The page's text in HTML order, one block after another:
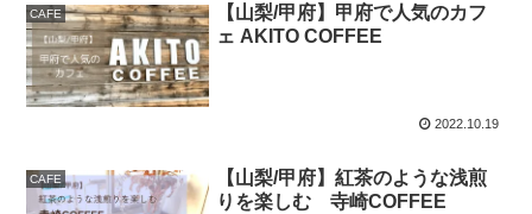
CAFE
【山梨/甲府】甲府で人気のカフ
ェ AKITO COFFEE
2022.10.19
CAFE
【山梨/甲府】紅茶のような浅煎
りを楽しむ 寺崎COFFEE